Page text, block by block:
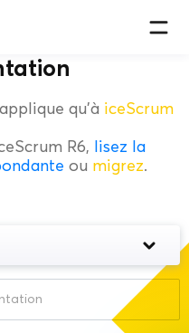
qu'à iceScrum
R6, lisez la
ou migrez.